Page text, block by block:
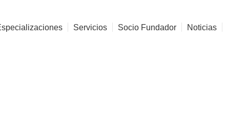
Servicios Socio Fundador Noticias